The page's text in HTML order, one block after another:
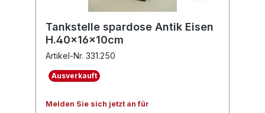
Tankstelle spardose Antik Eisen
H.40x16x10cm
Artikel-Nr. 331.250
Ausverkauft
Melden Sie sich jetzt an für